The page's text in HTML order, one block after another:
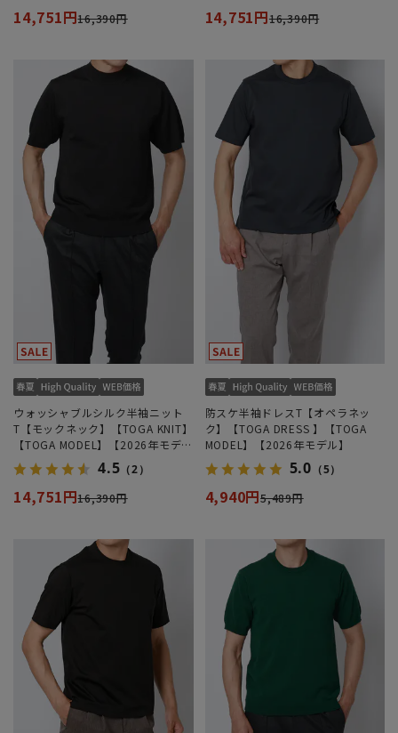
14,751円16,390円 14,751円16,390円
ウォッシャブルシルク半袖ニット
T【モックネック】【TOGA KNIT】
【TOGA MODEL】【2026年モデ
ル】
4.5 （2）
14,751円16,390円
防スケ半袖ドレスT【オペラネッ
ク】【TOGA DRESS 】【TOGA
MODEL】【2026年モデル】
5.0 （5）
4,940円5,489円